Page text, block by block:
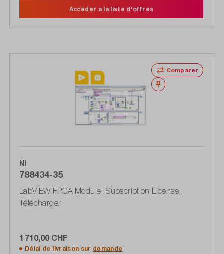
Accéder à la liste d'offres
Comparer
Noter
NI
788434-35
LabVIEW FPGA Module, Subscription License,
Télécharger
1 710,00 CHF
Délai de livraison sur demande